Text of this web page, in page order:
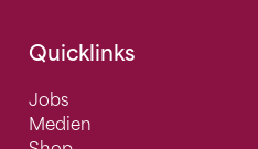
Quicklinks
Jobs
Medien